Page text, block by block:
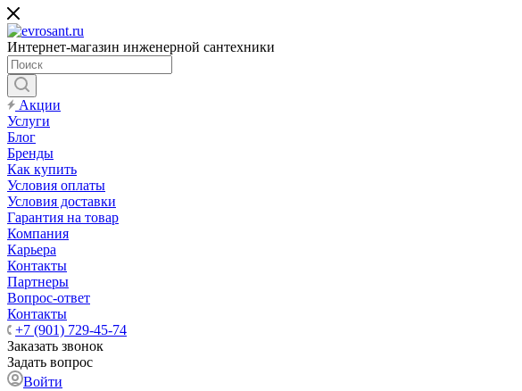
Интернет-магазин инженерной сантехники
Акции
Услуги
Блог
Бренды
Как купить
Условия оплаты
Условия доставки
Гарантия на товар
Компания
Карьера
Контакты
Партнеры
Вопрос-ответ
Контакты
+7 (901) 729-45-74
Заказать звонок
Задать вопрос
Войти